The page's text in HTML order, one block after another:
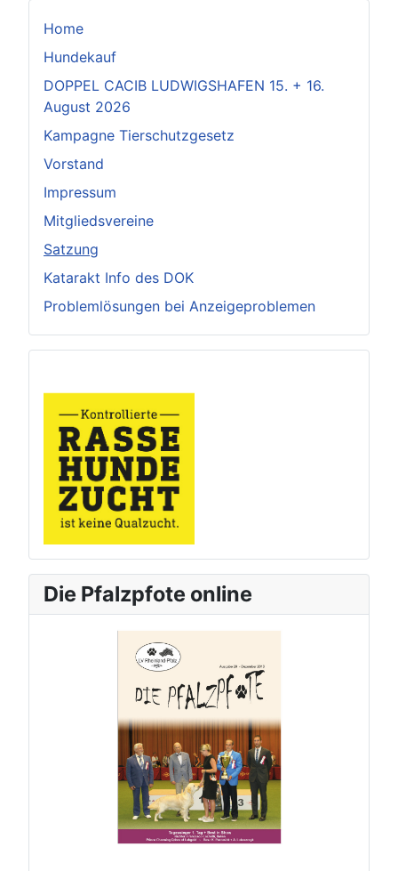
Home
Hundekauf
DOPPEL CACIB LUDWIGSHAFEN 15. + 16.
August 2026
Kampagne Tierschutzgesetz
Vorstand
Impressum
Mitgliedsvereine
Satzung
Katarakt Info des DOK
Problemlösungen bei Anzeigeproblemen
Die Pfalzpfote online